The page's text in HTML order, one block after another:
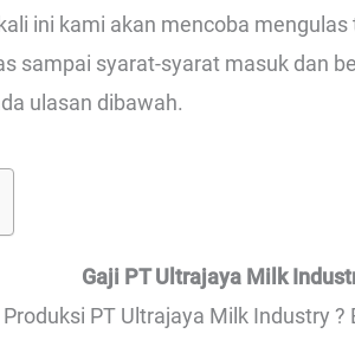
ini kami akan mencoba
sampai syarat-syarat masuk dan
ulasan dibawah.
Gaji PT Ultrajaya Milk
PT Ultrajaya Milk Industry